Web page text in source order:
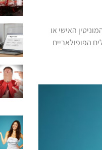
האישי או
הפופולאריים